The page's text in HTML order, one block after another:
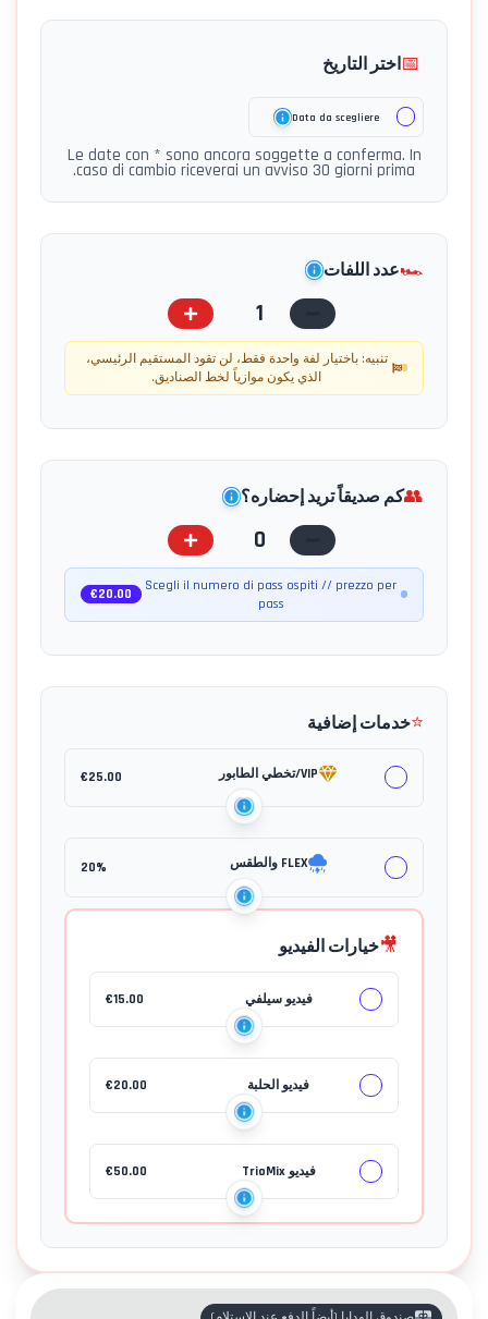
جهات الاتصال
📅اختر التاريخ
Data da scegliere
Le date con * sono ancora soggette a conferma. In
caso di cambio riceverai un avviso 30 giorni prima.
🏎️عدد اللفات
1
تنبيه: باختيار لفة واحدة فقط، لن تقود المستقيم الرئيسي،
الذي يكون موازياً لخط الصناديق.
👥كم صديقاً تريد إحضاره؟
0
Scegli il numero di pass ospiti // prezzo per
pass
€20.00
⭐خدمات إضافية
VIP/تخطي الطابور €25.00
FLEX والطقس 20%
🎥خيارات الفيديو
فيديو سيلفي €15.00
فيديو الحلبة €20.00
فيديو TrioMix €50.00